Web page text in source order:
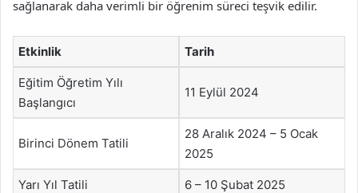
sağlanarak daha verimli bir öğrenim süreci teşvik edilir.
Etkinlik Tarih
Eğitim Öğretim Yılı
Başlangıcı
11 Eylül 2024
Birinci Dönem Tatili
28 Aralık 2024 – 5 Ocak
2025
Yarı Yıl Tatili 6 – 10 Şubat 2025